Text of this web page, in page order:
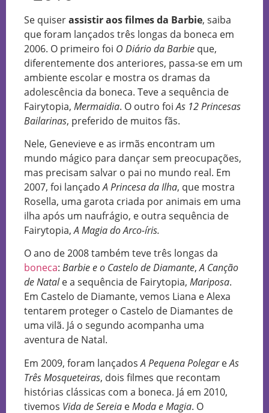
Se quiserassistir aos filmes da Barbie, saiba
que foram lançados três longas da boneca em
2006. O primeiro foi O Diário da Barbie que,
diferentemente dos anteriores, passa-se em um
ambiente escolar e mostra os dramas da
adolescência da boneca. Teve a sequência de
Fairytopia, Mermaidia. O outro foiAs 12 Princesas
Bailarinas, preferido de muitos fãs.
Nele, Genevieve e as irmãs encontram um
mundo mágico para dançar sem preocupações,
mas precisam salvar o pai no mundo real. Em
2007, foi lançadoA Princesa da Ilha, que mostra
Rosella, uma garota criada por animais em uma
ilha após um naufrágio, e outra sequência de
Fairytopia,A Magia do Arco-íris.
O ano de 2008 também teve três longas da
boneca: Barbie e o Castelo de Diamante,A Canção
de Natale a sequência de Fairytopia, Mariposa.
Em Castelo de Diamante, vemos Liana e Alexa
tentarem proteger o Castelo de Diamantes de
uma vilã. Já o segundo acompanha uma
aventura de Natal.
Em 2009, foram lançadosA Pequena PolegareAs
Três Mosqueteiras, dois filmes que recontam
histórias clássicas com a boneca. Já em 2010,
tivemos Vida de Sereia eModa e Magia. O